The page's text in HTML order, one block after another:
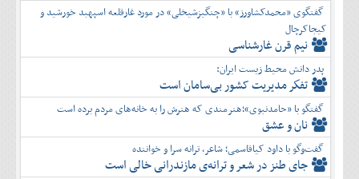
گفتگوی «محمدکشاورز» با «چنگیزشیخلی» در مورد غارقلعه اسپهبد خورشید و
کیجاکرچال
نیم قرن غارشناسی
پدر دانش محیط زیست ایران:
تفكر مديريت کشور بی‌سامان است
گفتگو با «حامدنبوی»؛هنرمندی که هنرش را به خانه‌های مردم برده است
نان و عشق
گفت‌وگو با داود کیاقاسمی؛ شاعر، ترانه سرا و خواننده
جای طنز در شعر و ترانه‌ی مازندرانی خالی است